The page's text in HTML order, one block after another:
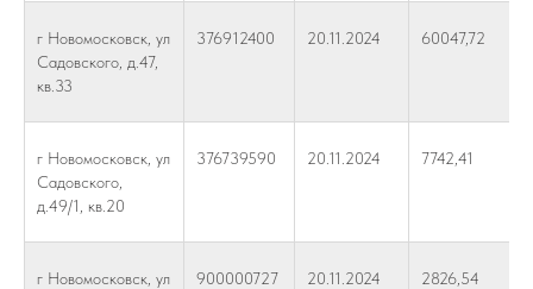
г Новомосковск, ул
Садовского, д.47,
кв.33
376912400 20.11.2024 60047,72
г Новомосковск, ул
Садовского,
д.49/1, кв.20
376739590 20.11.2024 7742,41
г Новомосковск, ул
900000727 20.11.2024 2826,54